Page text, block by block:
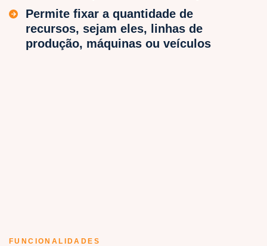
Permite fixar a quantidade de
recursos, sejam eles, linhas de
produção, máquinas ou veículos
FUNCIONALIDADES